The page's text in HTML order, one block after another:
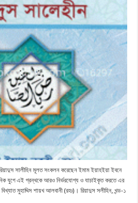
সালীহিন মূলত সংকলন করেছেন ইমাম ইয়াহইয়া ইবনে
যুগে এই গ্রন্থকে আরও নির্ভরযোগ্য ও যাচাইকৃত করতে এর
মুহাদ্দিস শায়খ আলবানী (রহঃ)। রিয়াদুস সলীহিন, খন্ড-১